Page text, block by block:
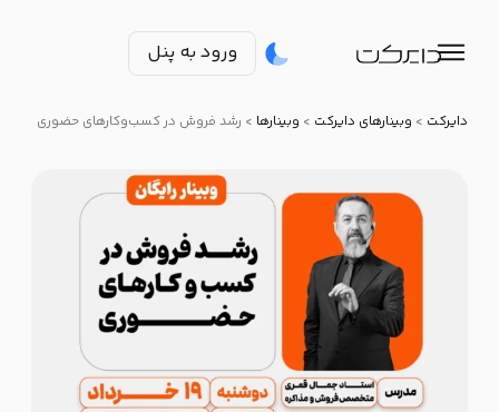
ورود به پنل
دایرکت > وبینارهای دایرکت > وبینارها > رشد فروش در کسب‌و‌کارهای حضوری